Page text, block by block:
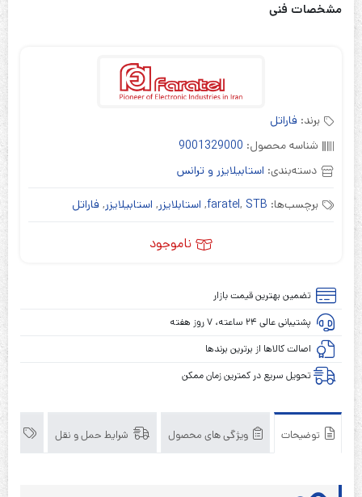
مشخصات فنی
برند: فاراتل
شناسه محصول: 9001329000
دسته‌بندی: استابیلایزر و ترانس
برچسب‌ها: faratel, STB
, استابلایزر, استابیلایزر, فاراتل
ناموجود
تضمین بهترین قیمت بازار
پشتیبانی عالی ۲۴ ساعته، ۷ روز هفته
اصالت کالاها از برترین برندها
تحویل سریع در کمترین زمان ممکن
توضیحات ویژگی های محصول شرایط حمل و نقل